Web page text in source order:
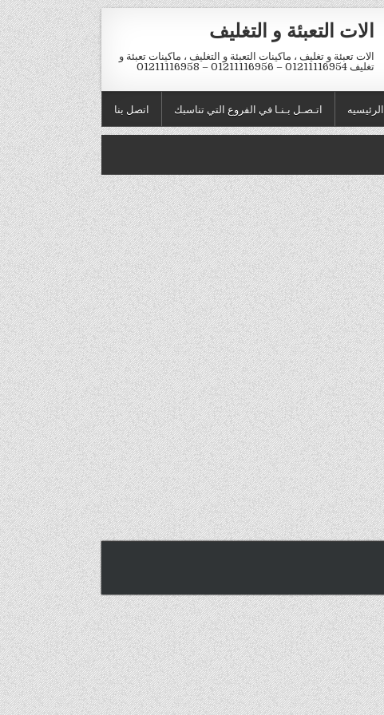
الات التعبئة و التغليف
الات تعبئة و تغليف ، ماكينات التعبئة و التغليف ، ماكينات تعبئة و
تغليف 01211116954 – 01211116956 – 01211116958
اتصل بنا اتـصـل بـنـا في الفروع التي تناسبك الرئيسيه